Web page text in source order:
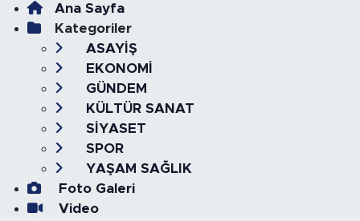
Ana Sayfa
Kategoriler
ASAYİŞ
EKONOMİ
GÜNDEM
KÜLTÜR SANAT
SİYASET
SPOR
YAŞAM SAĞLIK
Foto Galeri
Video